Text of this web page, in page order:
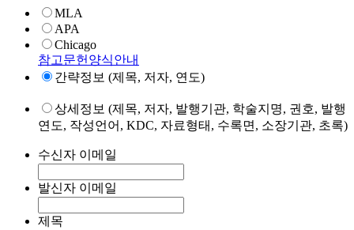
MLA
APA
Chicago
참고문헌양식안내
간략정보 (제목, 저자, 연도)
상세정보 (제목, 저자, 발행기관, 학술지명, 권호, 발행
연도, 작성언어, KDC, 자료형태, 수록면, 소장기관, 초록)
수신자 이메일
발신자 이메일
제목